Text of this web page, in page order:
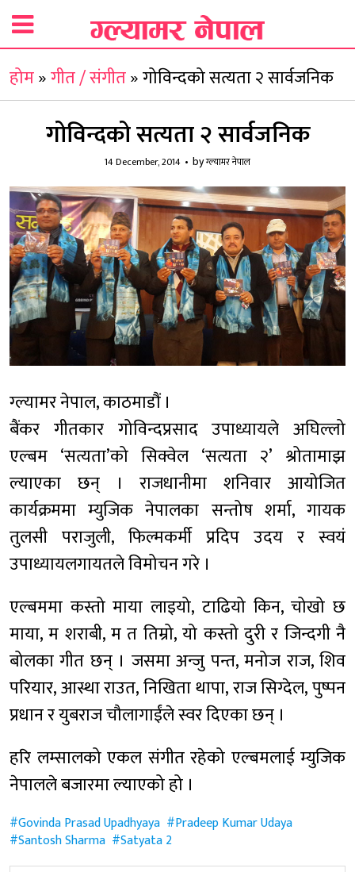
होम»गीत / संगीत»गोविन्दको सत्यता २ सार्वजनिक
गोविन्दको सत्यता २ सार्वजनिक
14 December, 2014 byग्ल्यामर नेपाल
ग्ल्यामर नेपाल, काठमाडौं ।
बैंकर गीतकार गोविन्दप्रसाद उपाध्यायले अघिल्लो
एल्बम ‘सत्यता’को सिक्वेल ‘सत्यता २’ श्रोतामाझ
ल्याएका छन् । राजधानीमा शनिवार आयोजित
कार्यक्रममा म्युजिक नेपालका सन्तोष शर्मा, गायक
तुलसी पराजुली, फिल्मकर्मी प्रदिप उदय र स्वयं
उपाध्यायलगायतले विमोचन गरे ।
एल्बममा कस्तो माया लाइयो, टाढियो किन, चोखो छ
माया, म शराबी, म त तिम्रो, यो कस्तो दुरी र जिन्दगी नै
बोलका गीत छन् । जसमा अन्जु पन्त, मनोज राज, शिव
परियार, आस्था राउत, निखिता थापा, राज सिग्देल, पुष्पन
प्रधान र युबराज चौलागाईंले स्वर दिएका छन् ।
हरि लम्सालको एकल संगीत रहेको एल्बमलाई म्युजिक
नेपालले बजारमा ल्याएको हो ।
Govinda Prasad Upadhyaya
Pradeep Kumar Udaya
Santosh Sharma
Satyata 2